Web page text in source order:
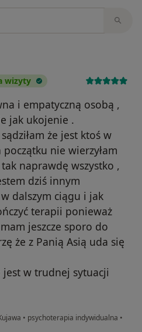
wizyty
i empatyczną osobą ,
jak ukojenie .
że jest ktoś w
nie wierzyłam
naprawdę wszystko ,
dziś innym
dalszym ciągu i jak
terapii ponieważ
jeszcze sporo do
że z Panią Asią uda się
w trudnej sytuacji
• psychoterapia indywidualna •